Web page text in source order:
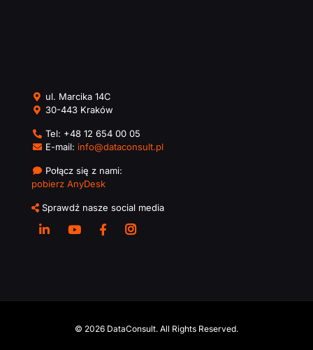
ul. Marcika 14C
30-443 Kraków
Tel: +48 12 654 00 05
E-mail: info@dataconsult.pl
Połącz się z nami:
pobierz AnyDesk
Sprawdź nasze social media
© 2026 DataConsult. All Rights Reserved.